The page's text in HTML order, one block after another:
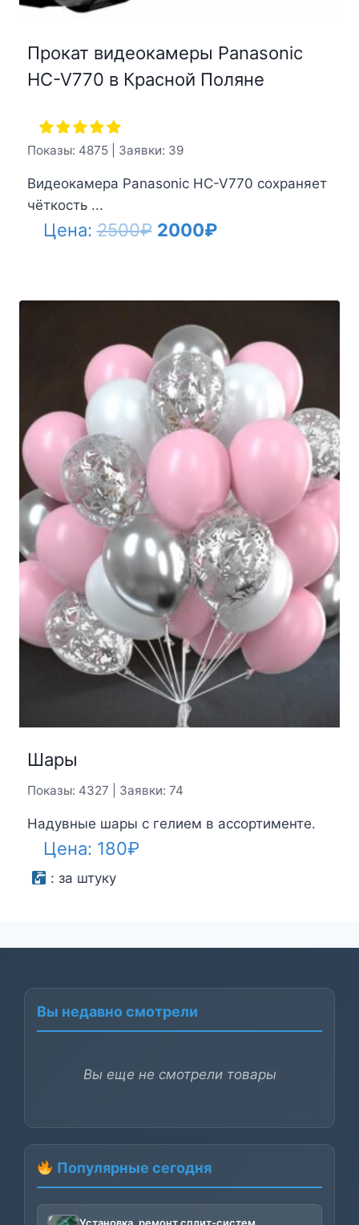
Прокат видеокамеры Panasonic
HC-V770 в Красной Поляне
Показы: 4875 | Заявки: 39
Видеокамера Panasonic HC-V770 сохраняет
чёткость ...
Цена:2500₽ Первоначальная
2000₽Текущая
Шары
Показы: 4327 | Заявки: 74
Надувные шары с гелием в ассортименте.
Цена: 180₽
: за штуку
Вы недавно смотрели
Вы еще не смотрели товары
Популярные сегодня